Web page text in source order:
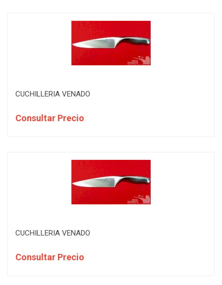
CUCHILLERIA VENADO
Consultar Precio
CUCHILLERIA VENADO
Consultar Precio